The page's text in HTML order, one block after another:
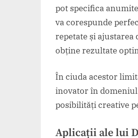
pot specifica
va corespunde
repetate și
obține rezultate
În ciuda acestor
inovator în domeniul
posibilități creative
Aplicații ale lui